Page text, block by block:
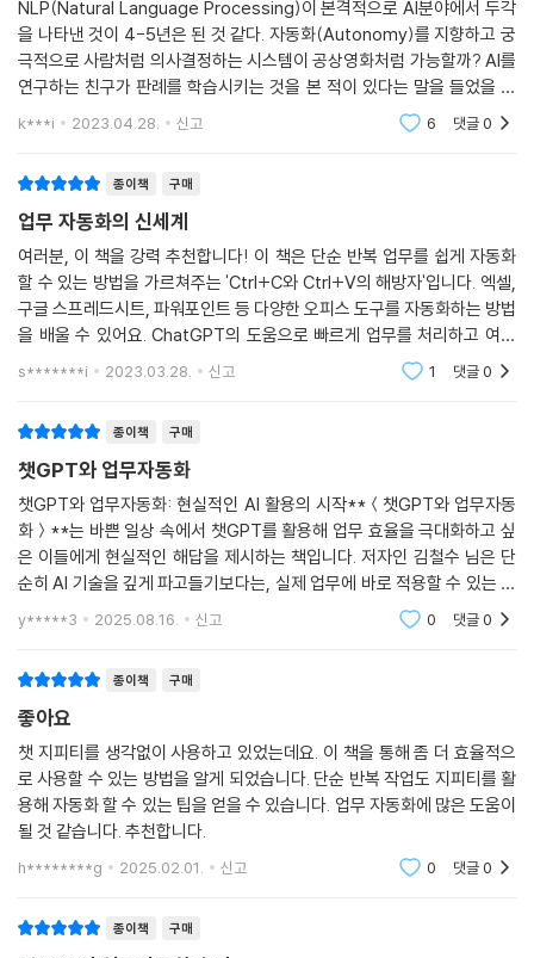
___결과가 만족스럽지 않을 때는 ‘정확하게’ 요구하자
20. 날짜 형식 통일하기
___날짜가 완전 제멋대로다
___ChatGPT에게 예시 날짜를 주고 코드를 짜 달라고 하자
21. 한 셀에서 이름, 휴대폰, 이메일 추출하기
___여러 정보가 뒤섞인 것을 풀어내려면…
___빈 셀, 빈 행, 빈 열을 꼼꼼히 확인해야 한다
___사람 이름은 어떻게 찾아야 하나?
22. 강좌명을 열로 분리하기
___한 셀에 쉼표로 구분된 데이터 분리하기
___오류가 나면 ChatGPT에게 오류 메시지를 알려주자
___네이버에서 우편번호를 찾는다고?
___시트에서 방금 만든 우편번호 찾기 함수를 쓰자
24. 신청자에게 맞춤 이메일 보내기
___구글 시트의 이메일 명단으로 맞춤 메일을 바로 보낼 수 있을까?
___시트 이름만 정확히 알려주면 된다
___메일 제목과 본문을 바꾸려면
25. 오피스 업무 자동화 세미나를 하라고?
___김 주임, 사장실에 불려가다
___전사 ChatGPT 활용 세미나를 준비하다
26. 지메일과 구글 캘린더에서 데이터 추출하기
___구글 시트에 구글 캘린더 데이터 가져오기
___슬라이드 제목의 색깔과 크기를 통일하자
NLP(Natural Language Processing)이 본격적으로 AI분야에서 두각
을 나타낸 것이 4-5년은 된 것 같다. 자동화(Autonomy)를 지향하고 궁
극적으로 사람처럼 의사결정하는 시스템이 공상영화처럼 가능할까? AI를
연구하는 친구가 판례를 학습시키는 것을 본 적이 있다는 말을 들었을 때
그럴싸하다고 생각했다. 다만 AI는 변호사 자격이 없으니 이런 일을 하면
k***i 2023.04.28. 신고 6 댓글0
종이책 구매
업무 자동화의 신세계
여러분, 이 책을 강력 추천합니다! 이 책은 단순 반복 업무를 쉽게 자동화
할 수 있는 방법을 가르쳐주는 'Ctrl+C와 Ctrl+V의 해방자'입니다. 엑셀,
구글 스프레드시트, 파워포인트 등 다양한 오피스 도구를 자동화하는 방법
을 배울 수 있어요. ChatGPT의 도움으로 빠르게 업무를 처리하고 여유
시간을 늘려보세요! 책에는 엑셀, 구글 스프레드시트, 파워포인트, 파이
s*******i 2023.03.28. 신고 1 댓글0
종이책 구매
챗GPT와 업무자동화
챗GPT와 업무자동화: 현실적인 AI 활용의 시작**＜챗GPT와 업무자동
화＞**는 바쁜 일상 속에서 챗GPT를 활용해 업무 효율을 극대화하고 싶
은 이들에게 현실적인 해답을 제시하는 책입니다. 저자인 김철수 님은 단
순히 AI 기술을 깊게 파고들기보다는, 실제 업무에 바로 적용할 수 있는 실
용적인 노하우를 제공하는 데 초점을 맞춥니다. 이 책은 '업무 자동화'라는
키워드에 맞춰, 보고서
y*****3 2025.08.16. 신고 0 댓글0
종이책 구매
좋아요
챗 지피티를 생각없이 사용하고 있었는데요. 이 책을 통해 좀 더 효율적으
로 사용할 수 있는 방법을 알게 되었습니다. 단순 반복 작업도 지피티를 활
용해 자동화 할 수 있는 팁을 얻을 수 있습니다. 업무 자동화에 많은 도움이
될 것 같습니다. 추천합니다.
h********g 2025.02.01. 신고 0 댓글0
종이책 구매